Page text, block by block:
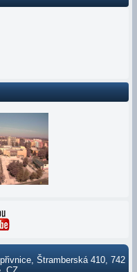
Štramberská 410, 742